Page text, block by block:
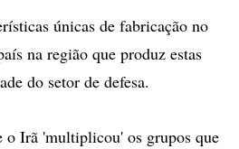
únicas de fabricação no
na região que produz estas
do setor de defesa.
o Irã 'multiplicou' os grupos que